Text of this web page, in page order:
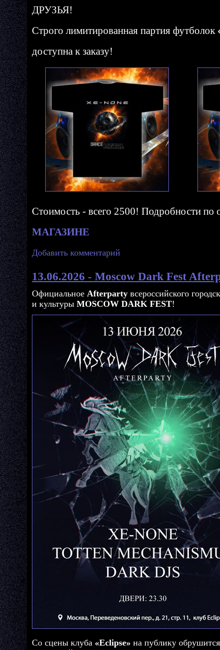
ДРУЗЬЯ!
Строго лимитированная партия футболок
доступна к заказу!
Стоимость - всего 2500! Подробности по
МАГАЗИНЕ
Добавить комментарий
13.06.2026 - Moscow Dark Fest
Официальное Afterparty всероссийского
и культуры MOSCOW DARK FEST!
Со сцены клуба «Eclipse» на публику